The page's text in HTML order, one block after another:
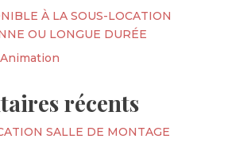
À LA SOUS-LOCATION
OU LONGUE DURÉE
récents
SALLE DE MONTAGE